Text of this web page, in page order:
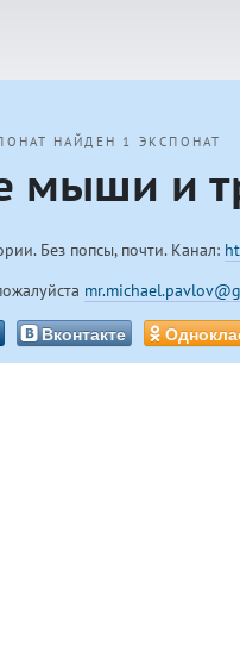
НАЙДЕН 1 ЭКСПОНАТ
мыши и
Без попсы, почти. Канал:
Вконтакте